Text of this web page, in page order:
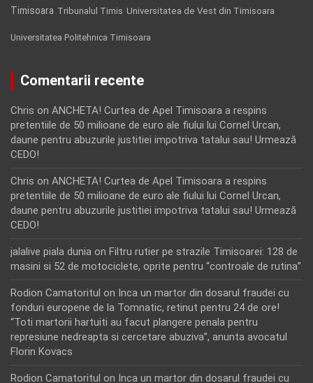
Timisoara Tribunalul Timis Universitatea de Vest din Timisoara
Universitatea Politehnica Timisoara
Comentarii recente
Chris on ANCHETA! Curtea de Apel Timisoara a respins
pretentiile de 50 milioane de euro ale fiului lui Cornel Urcan,
daune pentru abuzurile justitiei impotriva tatalui sau! Urmează
CEDO!
Chris on ANCHETA! Curtea de Apel Timisoara a respins
pretentiile de 50 milioane de euro ale fiului lui Cornel Urcan,
daune pentru abuzurile justitiei impotriva tatalui sau! Urmează
CEDO!
jalalive piala dunia on Filtru rutier pe strazile Timisoarei: 128 de
masini si 52 de motociclete, oprite pentru “controale de rutina”
Rodion Camatoritul on Inca un martor din dosarul fraudei cu
fonduri europene de la Tomnatic, retinut pentru 24 de ore!
“Toti martorii hartuiti au facut plangere penala pentru
represiune nedreapta si cercetare abuziva”, anunta avocatul
Florin Kovacs
Rodion Camatoritul on Inca un martor din dosarul fraudei cu